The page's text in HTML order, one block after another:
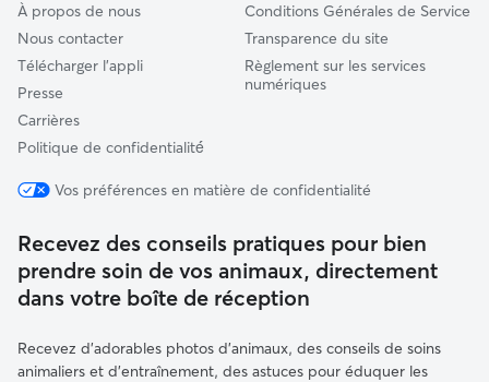
À propos de nous
Nous contacter
Télécharger l'appli
Presse
Carrières
Politique de confidentialité́
Conditions Générales de Service
Transparence du site
Règlement sur les services
numériques
Vos préférences en matière de confidentialité
Recevez des conseils pratiques pour bien
prendre soin de vos animaux, directement
dans votre boîte de réception
Recevez d'adorables photos d'animaux, des conseils de soins
animaliers et d'entraînement, des astuces pour éduquer les